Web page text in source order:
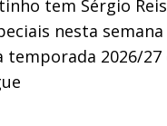
tem Sérgio
nesta semana
temporada 2026/27